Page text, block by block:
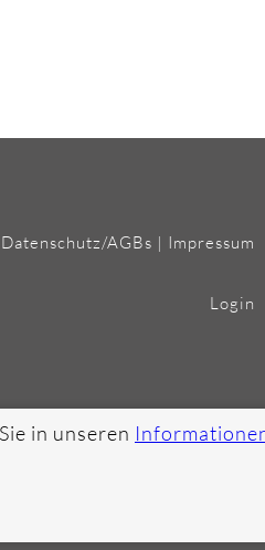
Datenschutz/AGBs | Impressum
Login
in unseren